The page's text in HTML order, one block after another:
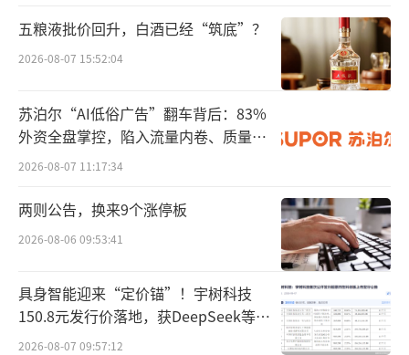
但也有观点认为，老白干收购的这些酒企
都是一些区域中小酒企，带来的助力有限。比
如，今年上半年，老白干在湖南的收入主要来
自武陵系列酒，然而，当前来自该系列酒的营
收增速愈加乏力。
对此，老白干酒在公告中指出，由于丰联
酒业系公司的全资子公司，其财务报表已纳入
公司合并报表范围内，本次吸收合并不会对公
司的正常经营、未来财务状况和经营成果产生
实质影响，不会损害公司及全体股东特别是中
小股东的利益。
五粮液批价回升，白酒已经“筑底”？
2026-08-07 15:52:04
苏泊尔“AI低俗广告”翻车背后：83%
外资全盘掌控，陷入流量内卷、质量频
发的负循环
2026-08-07 11:17:34
两则公告，换来9个涨停板
2026-08-06 09:53:41
具身智能迎来“定价锚”！宇树科技
150.8元发行价落地，获DeepSeek等豪
华战配加持
2026-08-07 09:57:12